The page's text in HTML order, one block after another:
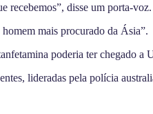
recebemos”, disse um porta-voz.
mais procurado da Ásia”.
poderia ter chegado
lideradas pela polícia